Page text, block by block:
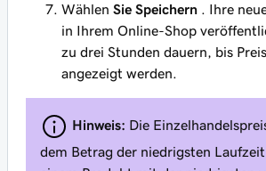
Wählen Sie Speichern . Ihre
in Ihrem Online-Shop
zu drei Stunden dauern, bis
angezeigt werden.
Hinweis: Die
dem Betrag der niedrigsten